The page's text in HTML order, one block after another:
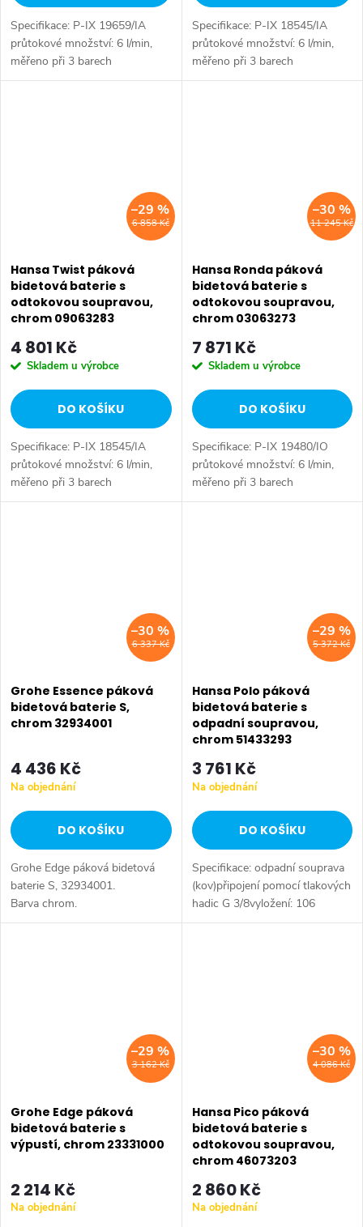
Specifikace: P-IX 19659/IA
průtokové množství: 6 l/min,
měřeno při 3 barech
hydraulického tlaku Tělesa
Specifikace: P-IX 18545/IA
průtokové množství: 6 l/min,
měřeno při 3 barech
hydraulického tlaku Tělesa
6 858 Kč
–29 %
Hansa Twist páková
bidetová baterie s
odtokovou soupravou,
chrom 09063283
4 801 Kč
Skladem u výrobce
DO KOŠÍKU
Specifikace: P-IX 18545/IA
průtokové množství: 6 l/min,
měřeno při 3 barech
hydraulického tlaku Tělesa
11 245 Kč
–30 %
Hansa Ronda páková
bidetová baterie s
odtokovou soupravou,
chrom 03063273
7 871 Kč
Skladem u výrobce
DO KOŠÍKU
Specifikace: P-IX 19480/IO
průtokové množství: 6 l/min,
měřeno při 3 barech
hydraulického tlaku Tělesa
6 337 Kč
–30 %
Grohe Essence páková
bidetová baterie S,
chrom 32934001
4 436 Kč
Na objednání
DO KOŠÍKU
Grohe Edge páková bidetová
baterie S, 32934001.
Barva chrom.
5 372 Kč
–29 %
Hansa Polo páková
bidetová baterie s
odpadní soupravou,
chrom 51433293
3 761 Kč
Na objednání
DO KOŠÍKU
Specifikace: odpadní souprava
(kov)připojení pomocí tlakových
hadic G 3/8vyložení: 106
mmprůtok vody 6 l/min
3 162 Kč
–29 %
Grohe Edge páková
bidetová baterie s
výpustí, chrom 23331000
2 214 Kč
Na objednání
4 086 Kč
–30 %
Hansa Pico páková
bidetová baterie s
odtokovou soupravou,
chrom 46073203
2 860 Kč
Na objednání